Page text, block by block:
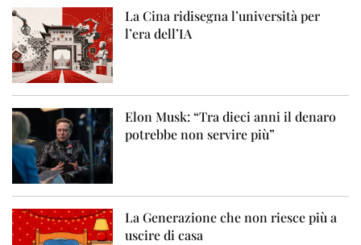
La Cina ridisegna l’università per
l’era dell’IA
Elon Musk: “Tra dieci anni il denaro
potrebbe non servire più”
La Generazione che non riesce più a
uscire di casa